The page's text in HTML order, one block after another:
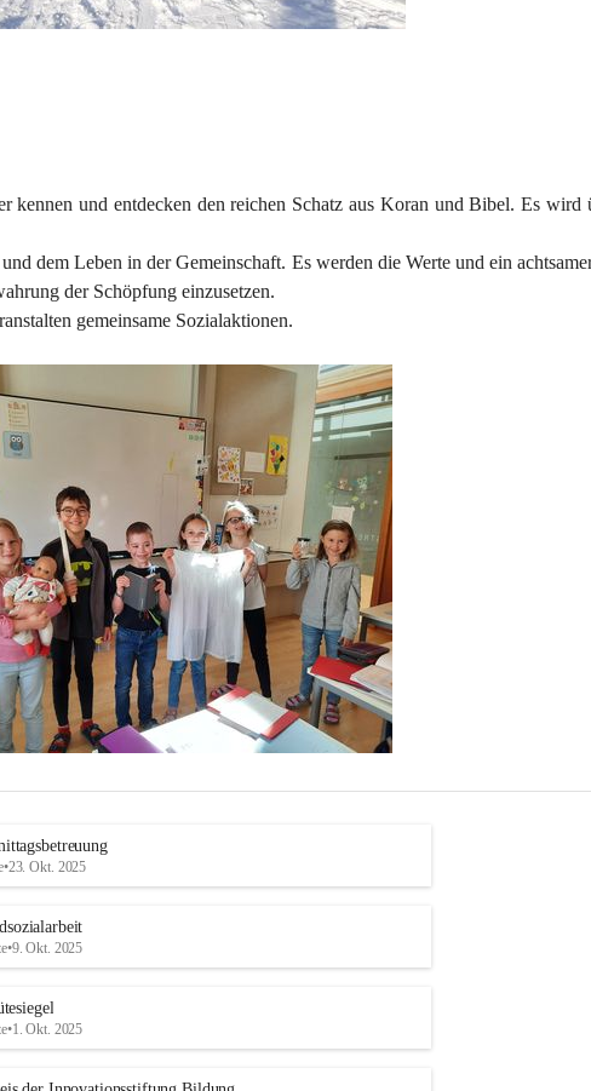
und entdecken den reichen Schatz aus Koran und Bibel. Es wird
dem Leben in der Gemeinschaft. Es werden die Werte und ein
der Schöpfung einzusetzen.
gemeinsame Sozialaktionen.
•23. Okt. 2025
•9. Okt. 2025
•1. Okt. 2025